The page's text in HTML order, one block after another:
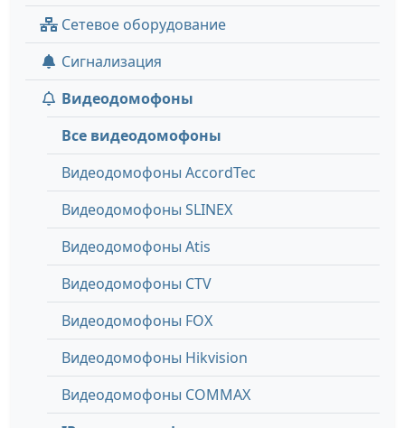
Сетевое оборудование
Сигнализация
Видеодомофоны
Все видеодомофоны
Видеодомофоны AccordTec
Видеодомофоны SLINEX
Видеодомофоны Atis
Видеодомофоны CTV
Видеодомофоны FOX
Видеодомофоны Hikvision
Видеодомофоны COMMAX